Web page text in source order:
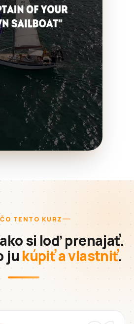
TENTO KURZ
si loď prenajať.
ju kúpiť a vlastniť.